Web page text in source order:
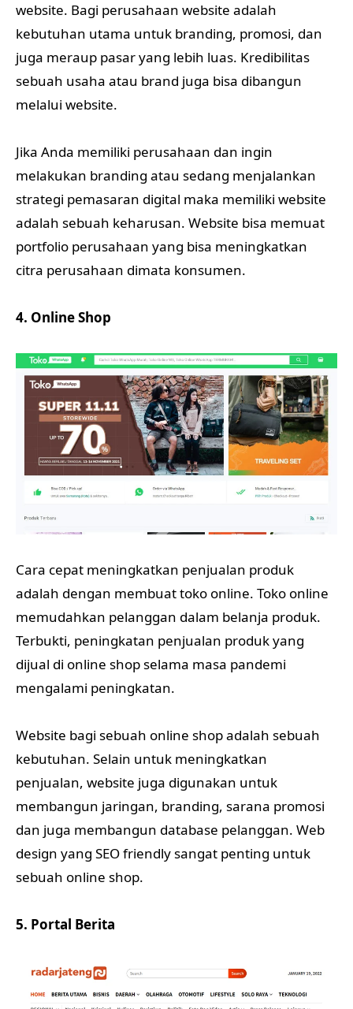
website. Bagi perusahaan website adalah
kebutuhan utama untuk branding, promosi, dan
juga meraup pasar yang lebih luas. Kredibilitas
sebuah usaha atau brand juga bisa dibangun
melalui website.
Jika Anda memiliki perusahaan dan ingin
melakukan branding atau sedang menjalankan
strategi pemasaran digital maka memiliki website
adalah sebuah keharusan. Website bisa memuat
portfolio perusahaan yang bisa meningkatkan
citra perusahaan dimata konsumen.
4. Online Shop
Cara cepat meningkatkan penjualan produk
adalah dengan membuat toko online. Toko online
memudahkan pelanggan dalam belanja produk.
Terbukti, peningkatan penjualan produk yang
dijual di online shop selama masa pandemi
mengalami peningkatan.
Website bagi sebuah online shop adalah sebuah
kebutuhan. Selain untuk meningkatkan
penjualan, website juga digunakan untuk
membangun jaringan, branding, sarana promosi
dan juga membangun database pelanggan. Web
design yang SEO friendly sangat penting untuk
sebuah online shop.
5. Portal Berita